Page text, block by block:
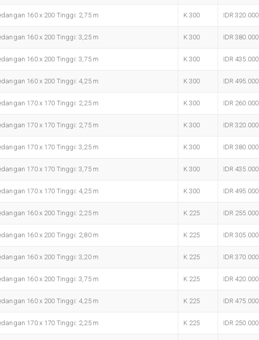
160 x 200 Tinggi: 2,75 m K 300 IDR 320.000
160 x 200 Tinggi: 3,25 m K 300 IDR 380.000
160 x 200 Tinggi: 3,75 m K 300 IDR 435.000
160 x 200 Tinggi: 4,25 m K 300 IDR 495.000
170 x 170 Tinggi: 2,25 m K 300 IDR 260.000
170 x 170 Tinggi: 2,75 m K 300 IDR 320.000
170 x 170 Tinggi: 3,25 m K 300 IDR 380.000
170 x 170 Tinggi: 3,75 m K 300 IDR 435.000
170 x 170 Tinggi: 4,25 m K 300 IDR 495.000
160 x 200 Tinggi: 2,25 m K 225 IDR 255.000
160 x 200 Tinggi: 2,80 m K 225 IDR 305.000
160 x 200 Tinggi: 3,20 m K 225 IDR 370.000
160 x 200 Tinggi: 3,75 m K 225 IDR 420.000
160 x 200 Tinggi: 4,25 m K 225 IDR 475.000
170 x 170 Tinggi: 2,25 m K 225 IDR 250.000